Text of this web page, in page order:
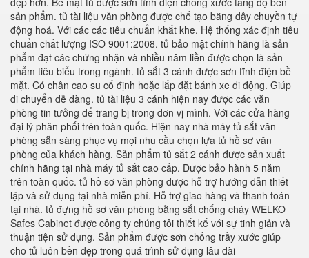
sản phẩm. tủ tài liệu văn phòng được chế tạo bằng dây chuyền tự
động hoá. Với các các tiêu chuẩn khắt khe. Hệ thống xác định tiêu
chuẩn chất lượng ISO 9001:2008. tủ bảo mật chính hãng là sản
phẩm đạt các chứng nhận và nhiều năm liền được chọn là sản
phẩm tiêu biểu trong ngành. tủ sắt 3 cánh được sơn tĩnh điện bề
mặt. Có chân cao su cố định hoặc lắp đặt bánh xe di động. Giúp
di chuyển dễ dàng. tủ tài liệu 3 cánh hiện nay được các văn
phòng tin tưởng để trang bị trong đơn vị mình. Với các cửa hàng
đại lý phân phối trên toàn quốc. Hiện nay nhà máy tủ sắt văn
phòng sẵn sàng phục vụ mọi nhu cầu chọn lựa tủ hồ sơ văn
phòng của khách hàng. Sản phẩm tủ sắt 2 cánh được sản xuất
chính hãng tại nhà máy tủ sắt cao cấp. Được bảo hành 5 năm
trên toàn quốc. tủ hồ sơ văn phòng được hỗ trợ hướng dẫn thiết
lập và sử dụng tại nhà miễn phí. Hỗ trợ giao hàng và thanh toán
tại nhà. tủ đựng hồ sơ văn phòng bằng sắt chống cháy WELKO
Safes Cabinet được công ty chúng tôi thiết kế với sự tinh giản và
thuận tiện sử dụng. Sản phẩm được sơn chống trầy xước giúp
cho tủ luôn bền đẹp trong quá trình sử dụng lâu dài